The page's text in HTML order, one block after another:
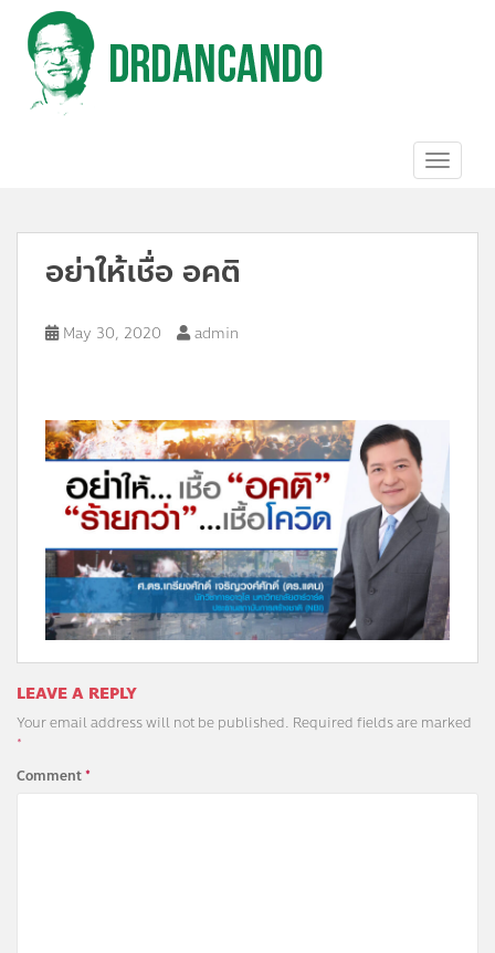
อย่าให้เชื่อ อคติ
May 30, 2020 admin
LEAVE A REPLY
Your email address will not be published. Required fields are marked
*
Comment*